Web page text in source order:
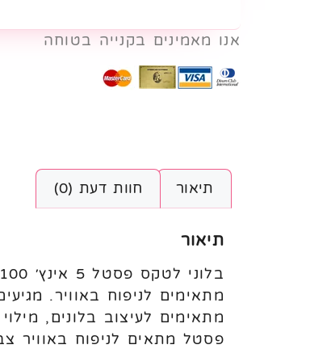
אנו מאמינים בקנייה בטוחה
תיאור חוות דעת (0)
תיאור
פסטל מתאים לניפוח באוויר